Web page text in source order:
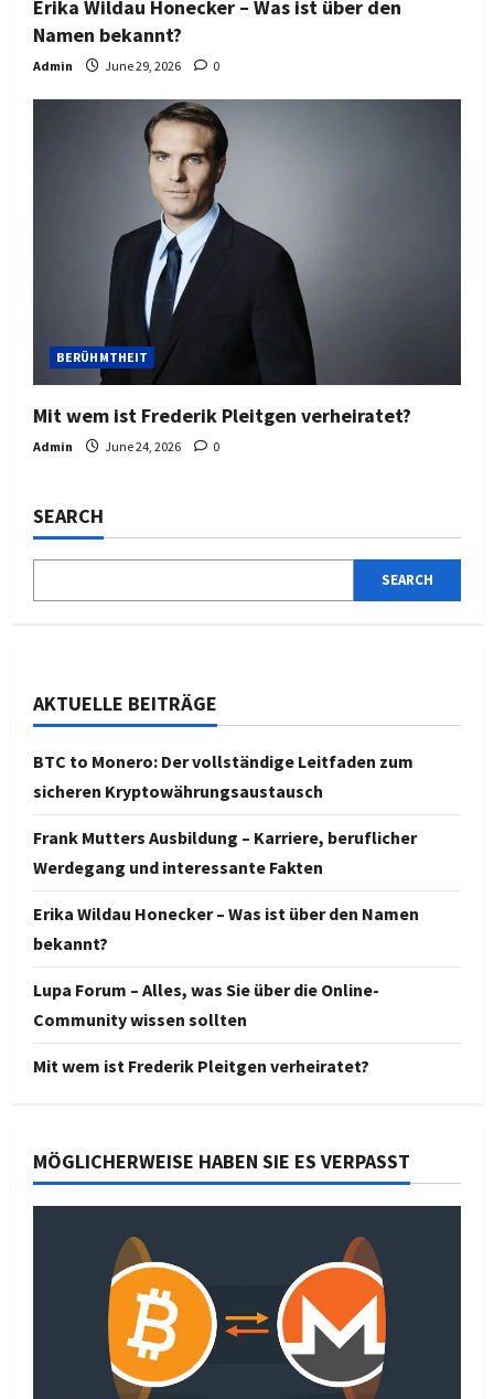
Erika Wildau Honecker – Was ist über den
Namen bekannt?
Admin June 29, 2026 0
BERÜHMTHEIT
Mit wem ist Frederik Pleitgen verheiratet?
Admin June 24, 2026 0
SEARCH
SEARCH
AKTUELLE BEITRÄGE
BTC to Monero: Der vollständige Leitfaden zum
sicheren Kryptowährungsaustausch
Frank Mutters Ausbildung – Karriere, beruflicher
Werdegang und interessante Fakten
Erika Wildau Honecker – Was ist über den Namen
bekannt?
Lupa Forum – Alles, was Sie über die Online-
Community wissen sollten
Mit wem ist Frederik Pleitgen verheiratet?
MÖGLICHERWEISE HABEN SIE ES VERPASST